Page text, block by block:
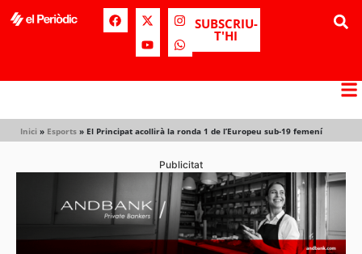
SUBSCRIU-
T'HI
Inici » Esports » El Principat acollirà la ronda 1 de l’Europeu sub-19 femení
Publicitat